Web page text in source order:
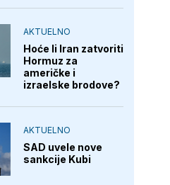
AKTUELNO
Hoće li Iran zatvoriti
Hormuz za
američke i
izraelske brodove?
AKTUELNO
SAD uvele nove
sankcije Kubi